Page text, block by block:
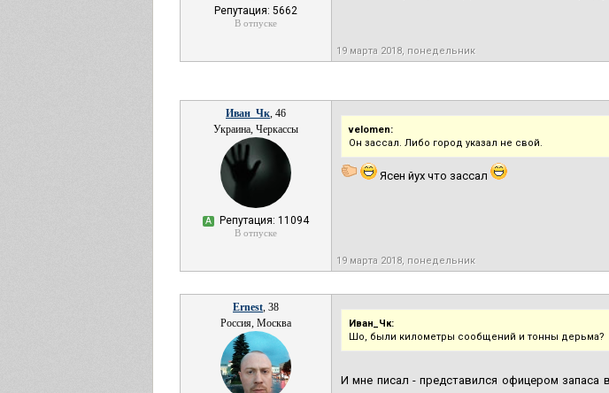
Репутация: 5662
В отпуске
19 марта 2018, понедельник
Иван_Чк, 46
Украина, Черкассы
А Репутация: 11094
В отпуске
velomen:
Он зассал. Либо город указал не свой.
Ясен йух что зассал
19 марта 2018, понедельник
Ernest, 38
Россия, Москва
Иван_Чк:
Шо, были километры сообщений и тонны дерьма?
И мне писал - представился офицером запаса